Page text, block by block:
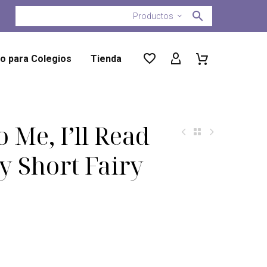
Productos
para Colegios Tienda
Me, I’ll Read
Short Fairy